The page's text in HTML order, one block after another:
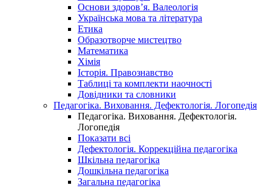
Основи здоров’я. Валеологія
Українська мова та література
Етика
Образотворче мистецтво
Математика
Хімія
Історія. Правознавство
Таблиці та комплекти наочності
Довідники та словники
Педагогіка. Виховання. Дефектологія. Логопедія
Педагогіка. Виховання. Дефектологія.
Логопедія
Показати всі
Дефектологія. Коррекційна педагогіка
Шкільна педагогіка
Дошкільна педагогіка
Загальна педагогіка